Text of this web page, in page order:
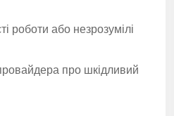
роботи або незрозумілі
про шкідливий